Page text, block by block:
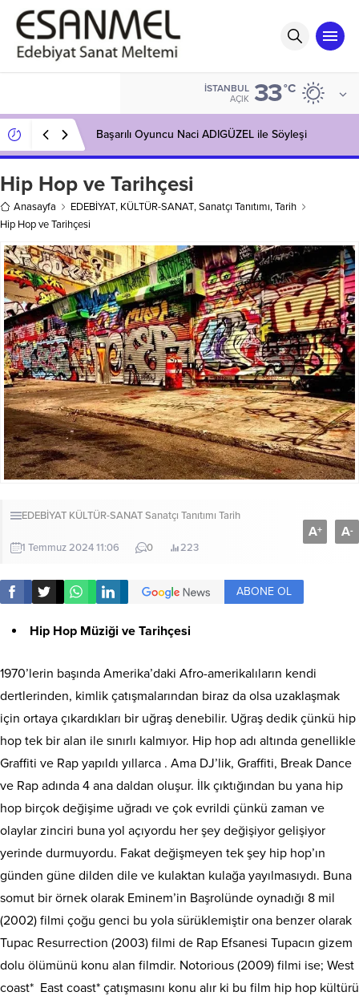
İSTANBUL
AÇIK 33°C
Başarılı Oyuncu Naci ADIGÜZEL ile Söyleşi
Hip Hop ve Tarihçesi
Anasayfa EDEBİYAT, KÜLTÜR-SANAT,Sanatçı Tanıtımı,Tarih
Hip Hop ve Tarihçesi
EDEBİYAT KÜLTÜR-SANATSanatçı Tanıtımı Tarih
1 Temmuz 2024 11:06 0 223
A+ A-
ABONE OL
Hip Hop Müziği ve Tarihçesi
1970’lerin başında Amerika’daki Afro-amerikalıların kendi
dertlerinden, kimlik çatışmalarından biraz da olsa uzaklaşmak
için ortaya çıkardıkları bir uğraş denebilir. Uğraş dedik çünkü hip
hop tek bir alan ile sınırlı kalmıyor. Hip hop adı altında genellikle
Graffiti ve Rap yapıldı yıllarca . Ama DJ’lik, Graffiti, Break Dance
ve Rap adında 4 ana daldan oluşur. İlk çıktığından bu yana hip
hop birçok değişime uğradı ve çok evrildi çünkü zaman ve
olaylar zinciri buna yol açıyordu her şey değişiyor gelişiyor
yerinde durmuyordu. Fakat değişmeyen tek şey hip hop’ın
günden güne dilden dile ve kulaktan kulağa yayılmasıydı. Buna
somut bir örnek olarak Eminem’in Başrolünde oynadığı 8 mil
(2002) filmi çoğu genci bu yola sürüklemiştir ona benzer olarak
Tupac Resurrection (2003) filmi de Rap Efsanesi Tupacın gizem
dolu ölümünü konu alan filmdir. Notorious (2009) filmi ise; West
coast* East coast* çatışmasını konu alır ki bu film hip hop kültürü